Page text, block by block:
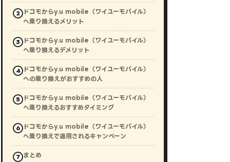
ドコモからy.u mobile（ワイユーモバイル）
へ乗り換えるメリット
ドコモからy.u mobile（ワイユーモバイル）
へ乗り換えるデメリット
ドコモからy.u mobile（ワイユーモバイル）
への乗り換えがおすすめの人
ドコモからy.u mobile（ワイユーモバイル）
へ乗り換えるおすすめタイミング
ドコモからy.u mobile（ワイユーモバイル）
へ乗り換えで適用されるキャンペーン
まとめ